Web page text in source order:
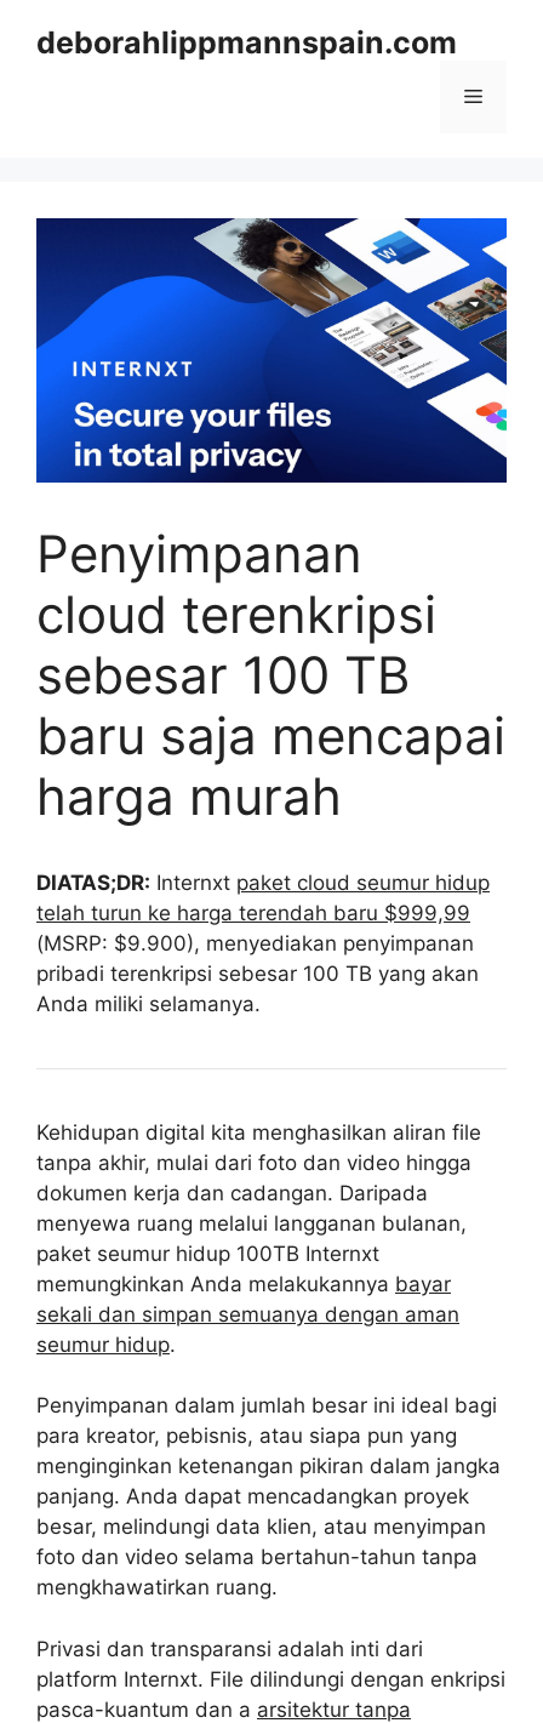
deborahlippmannspain.com
Menu
Penyimpanan
cloud terenkripsi
sebesar 100 TB
baru saja mencapai
harga murah
DIATAS;DR: Internxt paket cloud seumur hidup
telah turun ke harga terendah baru $999,99
(MSRP: $9.900), menyediakan penyimpanan
pribadi terenkripsi sebesar 100 TB yang akan
Anda miliki selamanya.
Kehidupan digital kita menghasilkan aliran file
tanpa akhir, mulai dari foto dan video hingga
dokumen kerja dan cadangan. Daripada
menyewa ruang melalui langganan bulanan,
paket seumur hidup 100TB Internxt
memungkinkan Anda melakukannya bayar
sekali dan simpan semuanya dengan aman
seumur hidup.
Penyimpanan dalam jumlah besar ini ideal bagi
para kreator, pebisnis, atau siapa pun yang
menginginkan ketenangan pikiran dalam jangka
panjang. Anda dapat mencadangkan proyek
besar, melindungi data klien, atau menyimpan
foto dan video selama bertahun-tahun tanpa
mengkhawatirkan ruang.
Privasi dan transparansi adalah inti dari
platform Internxt. File dilindungi dengan enkripsi
pasca-kuantum dan a arsitektur tanpa